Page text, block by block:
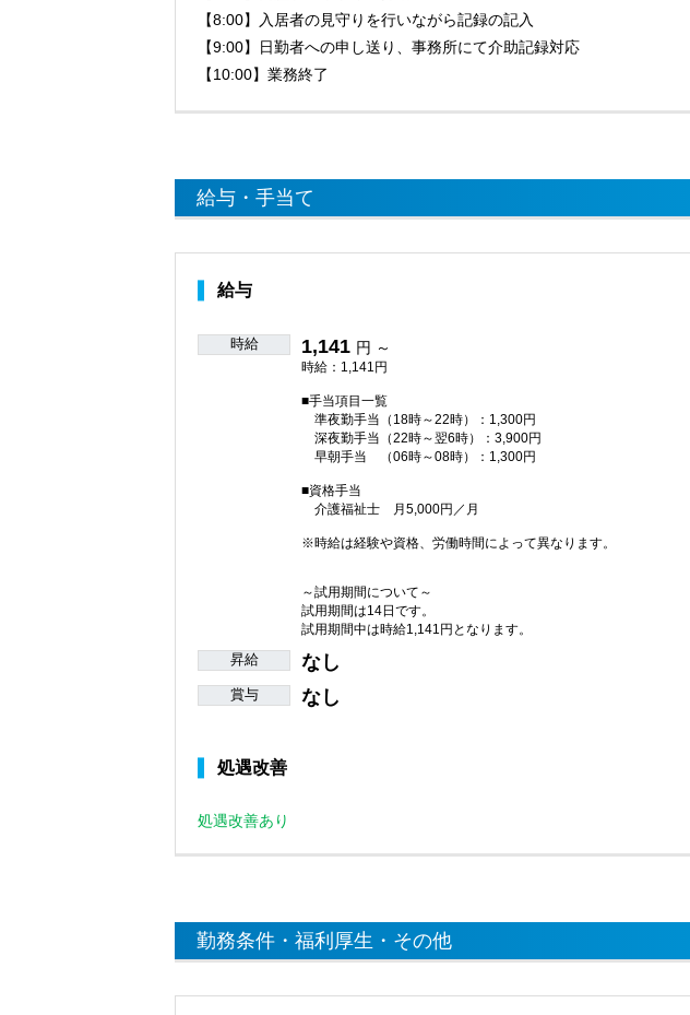
【8:00】入居者の見守りを行いながら記録の記入
【9:00】日勤者への申し送り、事務所にて介助記録対応
【10:00】業務終了
給与・手当て
給与
時給 1,141 円 ～
時給：1,141円
■手当項目一覧
準夜勤手当（18時～22時）：1,300円
深夜勤手当（22時～翌6時）：3,900円
早朝手当 （06時～08時）：1,300円
■資格手当
介護福祉士 月5,000円／月
※時給は経験や資格、労働時間によって異なります。
～試用期間について～
試用期間は14日です。
試用期間中は時給1,141円となります。
昇給 なし
賞与 なし
処遇改善
処遇改善あり
勤務条件・福利厚生・その他